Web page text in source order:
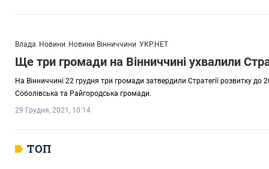
Влада Новини Новини Вінниччини УКР.НЕТ
Ще три громади на Вінниччині ухвалили
На Вінниччині 22 грудня три громади затвердили Стратегії розвитку
Соболівська та Райгородська громади.
29 Грудня, 2021, 10:14
ТОП